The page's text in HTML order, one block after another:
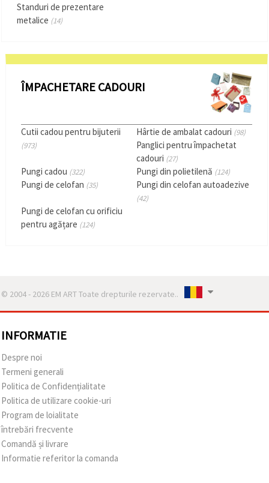
Standuri de prezentare
metalice (14)
ÎMPACHETARE CADOURI
Cutii cadou pentru bijuterii
(973)
Hârtie de ambalat cadouri (98)
Panglici pentru împachetat
cadouri (27)
Pungi cadou (322) Pungi din polietilenă (124)
Pungi de celofan (35) Pungi din celofan autoadezive
(42)
Pungi de celofan cu orificiu
pentru agățare (124)
© 2004 - 2026 EM ART Toate drepturile rezervate..
INFORMATIE
Despre noi
Termeni generali
Politica de Confidențialitate
Politica de utilizare cookie-uri
Program de loialitate
întrebări frecvente
Comandă și livrare
Informatie referitor la comanda